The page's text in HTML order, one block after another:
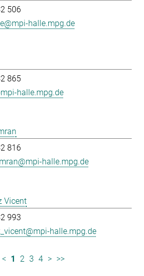
506
halle.mpg.de
865
halle.mpg.de
816
halle.mpg.de
Vicent
993
halle.mpg.de
< 1 2 3 4 > >>